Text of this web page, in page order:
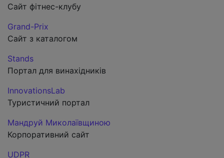
Сайт фітнес-клубу
Grand-Prix
Сайт з каталогом
Stands
Портал для винахідників
InnovationsLab
Туристичний портал
Мандруй Миколаївщиною
Корпоративний сайт
UDPR